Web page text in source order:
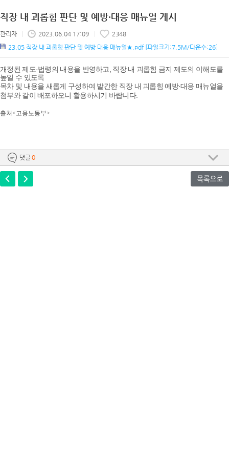
직장 내 괴롭힘 판단 및 예방·대응 매뉴얼 게시
관리자 2023.06.04 17:09
2348
23.05 직장 내 괴롭힘 판단 및 예방 대응 매뉴얼★.pdf [파일크기:7.5M/다운수:26]
개정된 제도·법령의 내용을 반영하고, 직장 내 괴롭힘 금지 제도의 이해도를
높일 수 있도록
목차 및 내용을 새롭게 구성하여 발간한 직장 내 괴롭힘 예방·대응 매뉴얼을
첨부와 같이 배포하오니 활용하시기 바랍니다.
출처<고용노동부>​
댓글0